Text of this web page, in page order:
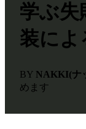
学ぶ失
装によ
BY NAKKI(ナ
めます